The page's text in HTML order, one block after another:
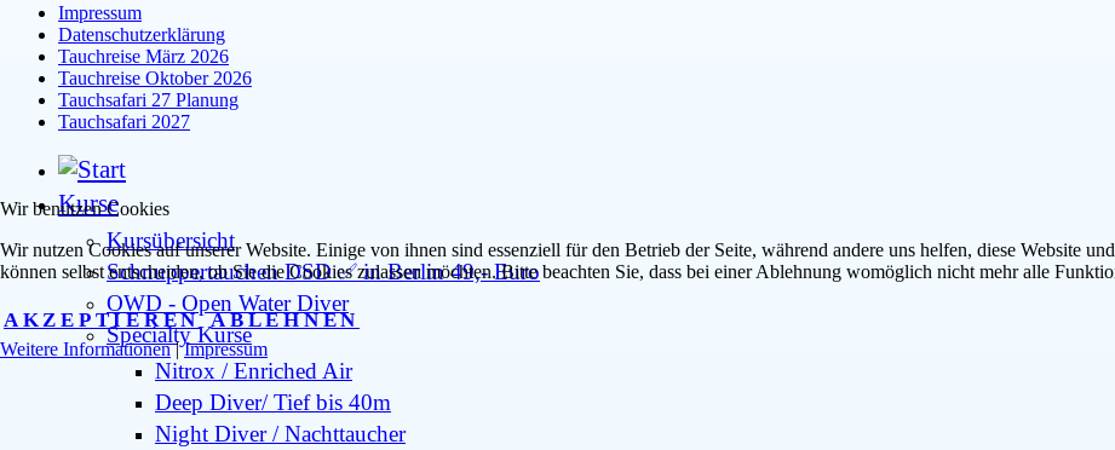
Impressum
Datenschutzerklärung
Tauchreise März 2026
Tauchreise Oktober 2026
Tauchsafari 27 Planung
Tauchsafari 2027
Kurse
Kursübersicht
Schnuppertauchen DSD ✅ in Berlin 49,- Euro
OWD - Open Water Diver
Specialty Kurse
Nitrox / Enriched Air
Deep Diver/ Tief bis 40m
Night Diver / Nachttaucher
Wir benutzen Cookies
Wir nutzen Cookies auf unserer Website. Einige von ihnen sind essenziell für den Betrieb der Seite, während andere uns helfen, diese Website
können selbst entscheiden, ob Sie die Cookies zulassen möchten. Bitte beachten Sie, dass bei einer Ablehnung womöglich nicht mehr alle
AKZEPTIEREN ABLEHNEN
Weitere Informationen|Impressum